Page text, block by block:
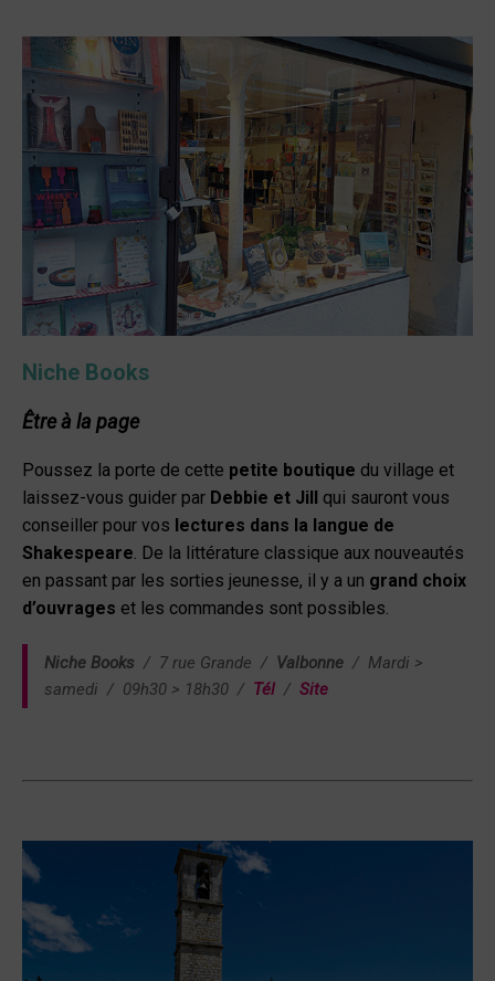
Niche Books
Être à la page
Poussez la porte de cette petite boutique du village et
laissez-vous guider par Debbie et Jill qui sauront vous
conseiller pour vos lectures dans la langue de
Shakespeare. De la littérature classique aux nouveautés
en passant par les sorties jeunesse, il y a un grand choix
d’ouvrages et les commandes sont possibles.
Niche Books / 7 rue Grande / Valbonne / Mardi >
samedi / 09h30 > 18h30 / Tél / Site